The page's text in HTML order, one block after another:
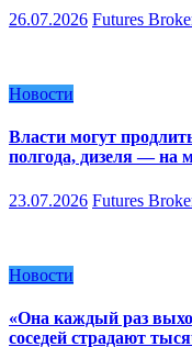
26.07.2026 Futures
Новости
Власти могут
полгода, дизеля — на
23.07.2026 Futures
Новости
«Она каждый раз
соседей страдают